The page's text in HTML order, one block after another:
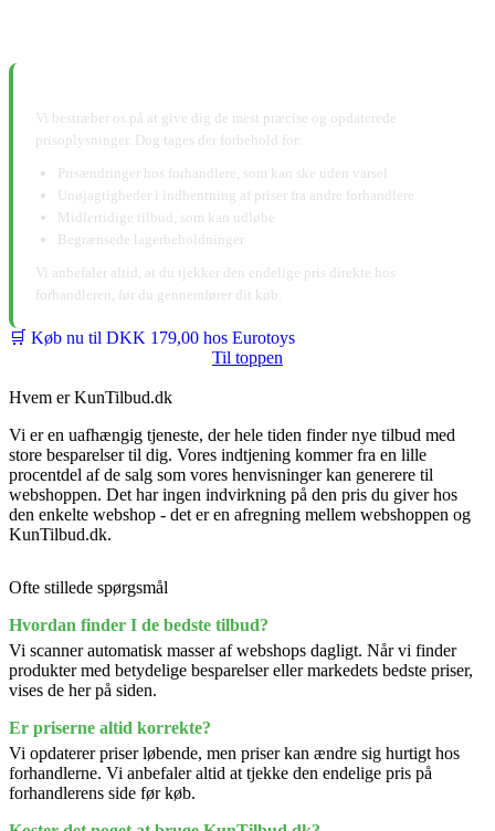
Vi bestræber os på at give dig de mest præcise og opdaterede
prisoplysninger. Dog tages der forbehold for:
Prisændringer hos forhandlere, som kan ske uden varsel
Unøjagtigheder i indhentning af priser fra andre forhandlere
Midlertidige tilbud, som kan udløbe
Begrænsede lagerbeholdninger
Vi anbefaler altid, at du tjekker den endelige pris direkte hos
forhandleren, før du gennemfører dit køb.
🛒 Køb nu til DKK 179,00 hos Eurotoys
Til toppen
Hvem er KunTilbud.dk
Vi er en uafhængig tjeneste, der hele tiden finder nye tilbud med
store besparelser til dig. Vores indtjening kommer fra en lille
procentdel af de salg som vores henvisninger kan generere til
webshoppen. Det har ingen indvirkning på den pris du giver hos
den enkelte webshop - det er en afregning mellem webshoppen og
KunTilbud.dk.
Ofte stillede spørgsmål
Hvordan finder I de bedste tilbud?
Vi scanner automatisk masser af webshops dagligt. Når vi finder
produkter med betydelige besparelser eller markedets bedste priser,
vises de her på siden.
Er priserne altid korrekte?
Vi opdaterer priser løbende, men priser kan ændre sig hurtigt hos
forhandlerne. Vi anbefaler altid at tjekke den endelige pris på
forhandlerens side før køb.